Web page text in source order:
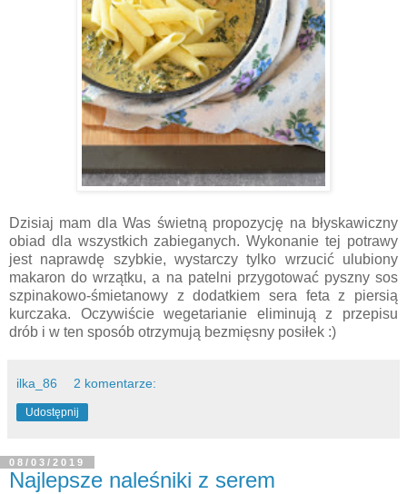
Dzisiaj mam dla Was świetną propozycję na błyskawiczny
obiad dla wszystkich zabieganych. Wykonanie tej potrawy
jest naprawdę szybkie, wystarczy tylko wrzucić ulubiony
makaron do wrzątku, a na patelni przygotować pyszny sos
szpinakowo-śmietanowy z dodatkiem sera feta z piersią
kurczaka. Oczywiście wegetarianie eliminują z przepisu
drób i w ten sposób otrzymują bezmięsny posiłek :)
ilka_86 2 komentarze:
Udostępnij
08/03/2019
Najlepsze naleśniki z serem